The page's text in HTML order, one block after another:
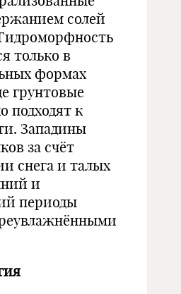
солей
только в
формах
грунтовые
подходят к
Западины
за счёт
снега и талых
и
периоды